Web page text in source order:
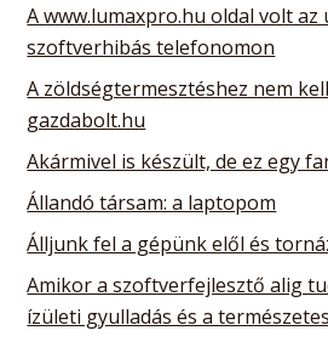
A www.lumaxpro.hu oldal volt az
szoftverhibás telefonomon
A zöldségtermesztéshez nem
gazdabolt.hu
Akármivel is készült, de ez egy
Állandó társam: a laptopom
Álljunk fel a gépünk elől és
Amikor a szoftverfejlesztő alig
ízületi gyulladás és a